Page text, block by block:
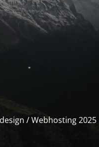
/ Webhosting 2025